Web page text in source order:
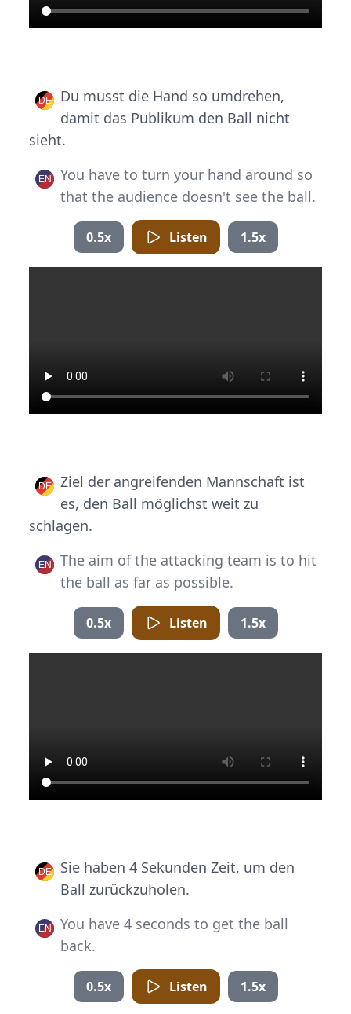
Du musst die Hand so umdrehen,
damit das Publikum den Ball nicht
sieht.
You have to turn your hand around so
that the audience doesn't see the ball.
0.5x Listen 1.5x
Ziel der angreifenden Mannschaft ist
es, den Ball möglichst weit zu
schlagen.
The aim of the attacking team is to hit
the ball as far as possible.
0.5x Listen 1.5x
Sie haben 4 Sekunden Zeit, um den
Ball zurückzuholen.
You have 4 seconds to get the ball
back.
0.5x Listen 1.5x